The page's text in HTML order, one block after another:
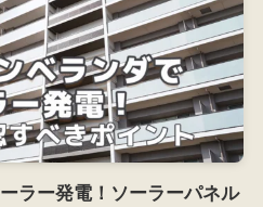
ラー発電！ソーラーパネル